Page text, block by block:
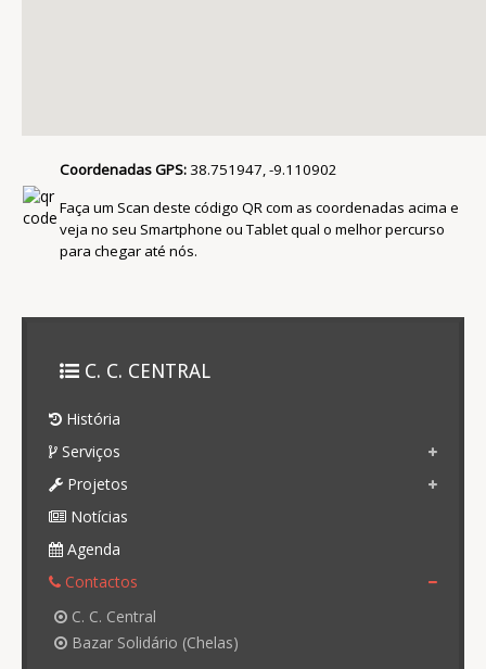
Coordenadas GPS: 38.751947, -9.110902
Faça um Scan deste código QR com as coordenadas acima e
veja no seu Smartphone ou Tablet qual o melhor percurso
para chegar até nós.
C. C. CENTRAL
História
Serviços
Projetos
Notícias
Agenda
Contactos
C. C. Central
Bazar Solidário (Chelas)